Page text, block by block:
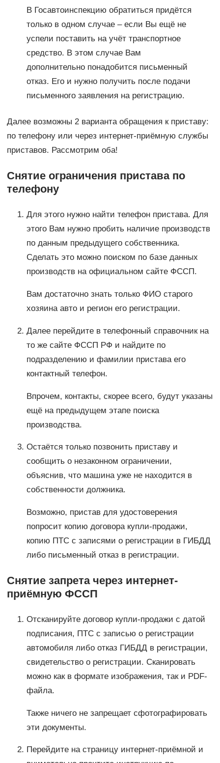
В Госавтоинспекцию обратиться придётся
только в одном случае – если Вы ещё не
успели поставить на учёт транспортное
средство. В этом случае Вам
дополнительно понадобится письменный
отказ. Его и нужно получить после подачи
письменного заявления на регистрацию.
Далее возможны 2 варианта обращения к приставу:
по телефону или через интернет-приёмную службы
приставов. Рассмотрим оба!
Снятие ограничения пристава по
телефону
Для этого нужно найти телефон пристава. Для
этого Вам нужно пробить наличие производств
по данным предыдущего собственника.
Сделать это можно поиском по базе данных
производств на официальном сайте ФССП.
Вам достаточно знать только ФИО старого
хозяина авто и регион его регистрации.
Далее перейдите в телефонный справочник на
то же сайте ФССП РФ и найдите по
подразделению и фамилии пристава его
контактный телефон.
Впрочем, контакты, скорее всего, будут указаны
ещё на предыдущем этапе поиска
производства.
Остаётся только позвонить приставу и
сообщить о незаконном ограничении,
объяснив, что машина уже не находится в
собственности должника.
Возможно, пристав для удостоверения
попросит копию договора купли-продажи,
копию ПТС с записями о регистрации в ГИБДД
либо письменный отказ в регистрации.
Снятие запрета через интернет-
приёмную ФССП
Отсканируйте договор купли-продажи с датой
подписания, ПТС с записью о регистрации
автомобиля либо отказ ГИБДД в регистрации,
свидетельство о регистрации. Сканировать
можно как в формате изображения, так и PDF-
файла.
Также ничего не запрещает сфотографировать
эти документы.
Перейдите на страницу интернет-приёмной и